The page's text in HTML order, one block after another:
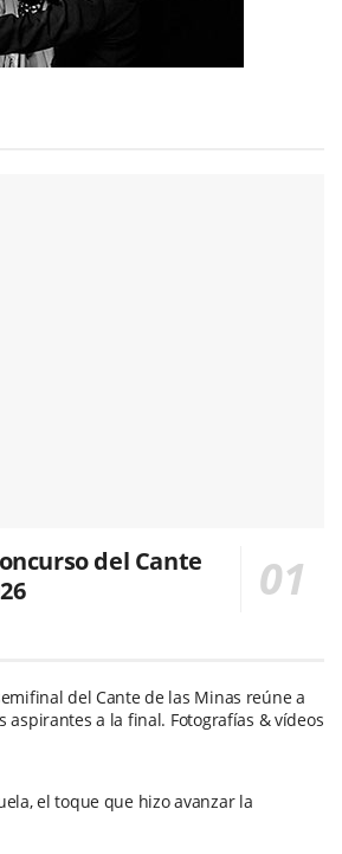
del Cante
del Cante de las Minas reúne a
aspirantes a la final. Fotografías & vídeos
el toque que hizo avanzar la